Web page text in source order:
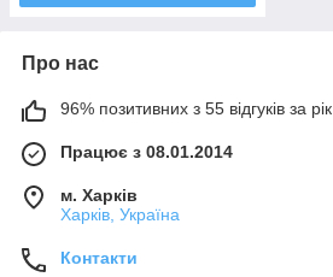
Про нас
96% позитивних з 55 відгуків за рік
Працює з 08.01.2014
м. Харків
Харків, Україна
Контакти